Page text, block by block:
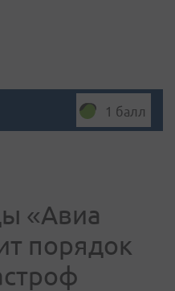
1 балл
«Авиа
порядок